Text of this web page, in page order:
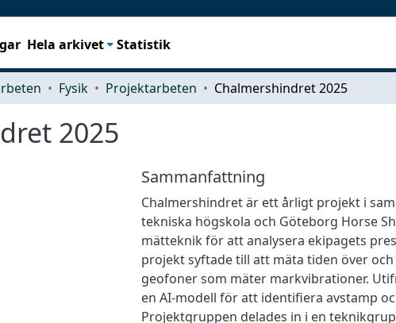
Hela arkivet Statistik
Fysik Projektarbeten Chalmershindret 2025
2025
Sammanfattning
Chalmershindret är ett årligt projekt i
tekniska högskola och Göteborg Horse
mätteknik för att analysera ekipagets
projekt syftade till att mäta tiden över
geofoner som mäter markvibrationer.
en AI-modell för att identifiera avstamp
Projektgruppen delades in i en